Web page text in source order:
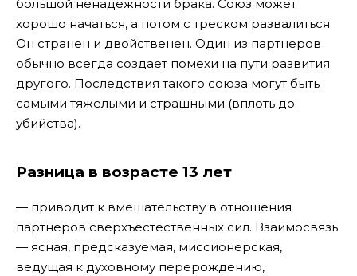
большой ненадежности брака. Союз может
хорошо начаться, а потом с треском развалиться.
Он странен и двойственен. Один из партнеров
обычно всегда создает помехи на пути развития
другого. Последствия такого союза могут быть
самыми тяжелыми и страшными (вплоть до
убийства).
Разница в возрасте 13 лет
— приводит к вмешательству в отношения
партнеров сверхъестественных сил. Взаимосвязь
— ясная, предсказуемая, миссионерская,
ведущая к духовному перерождению,